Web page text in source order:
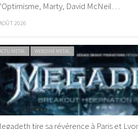
Marty, David McNeil…
2026
METAL WEBZINE METAL
tire sa révérence à Paris et